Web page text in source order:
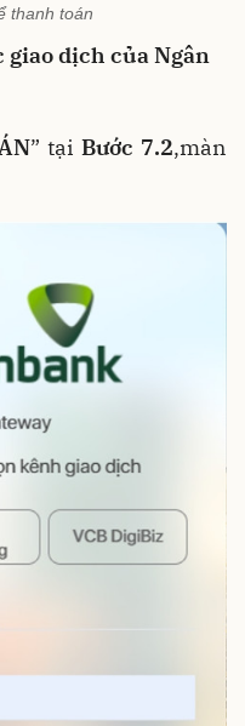
thanh toán
dịch của Ngân
” tạiBước 7.2,màn